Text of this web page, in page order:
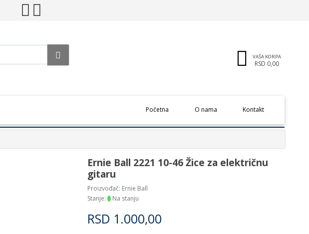
VAŠA KORPA
RSD 0,00
Početna O nama Kontakt
Ernie Ball 2221 10-46 Žice za električnu
gitaru
Proizvođač: Ernie Ball
Stanje:
Na stanju
RSD 1.000,00